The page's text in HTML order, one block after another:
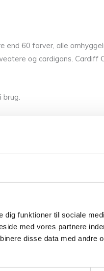
funktioner til sociale
med vores partnere
disse data med andre
end 60 farver, alle
og cardigans.
brug.
og mærke garnet